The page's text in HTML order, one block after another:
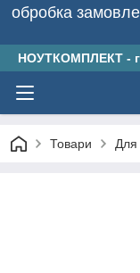
обробка
НОУТКОМПЛЕКТ -
Товари Для